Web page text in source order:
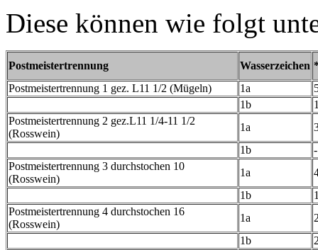
Diese können wie folgt
Postmeistertrennung Wasserzeichen
Postmeistertrennung 1 gez. L11 1/2 (Mügeln)
1a
1b
Postmeistertrennung 2 gez.L11 1/4-11 1/2
(Rosswein)
1a
1b
Postmeistertrennung 3 durchstochen 10
(Rosswein)
1a
1b
Postmeistertrennung 4 durchstochen 16
(Rosswein)
1a
1b